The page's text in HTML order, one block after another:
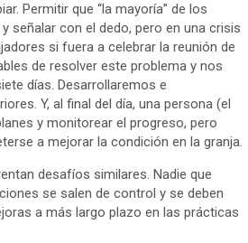
Permitir que “la mayoría” de los
señalar con el dedo, pero en una crisis
si fuera a celebrar la reunión de
de resolver este problema y nos
días. Desarrollaremos e
Y, al final del día, una persona (el
y monitorear el progreso, pero
a mejorar la condición en la granja.
desafíos similares. Nadie que
se salen de control y se deben
a más largo plazo en las prácticas